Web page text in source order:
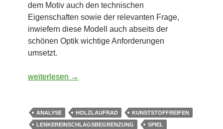
dem Motiv auch den technischen
Eigenschaften sowie der relevanten Frage,
inwiefern diese Modell auch abseits der
schönen Optik wichtige Anforderungen
umsetzt.
BambinoBike – Laufrad Janosch Tigerente: gelb-
weiterlesen →
ANALYSE HOLZLAUFRAD
KUNSTSTOFFREIFEN
LENKEREINSCHLAGSBEGRENZUNG
SPIEL